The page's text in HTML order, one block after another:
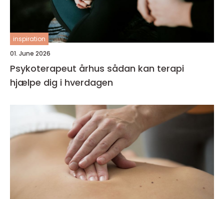
inspiration
01. June 2026
Psykoterapeut århus sådan kan terapi
hjælpe dig i hverdagen